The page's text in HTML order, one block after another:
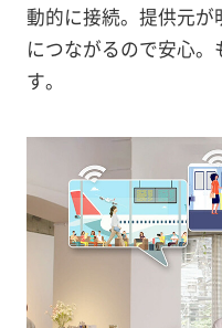
動的に接続。提供元
につながるので安心
す。